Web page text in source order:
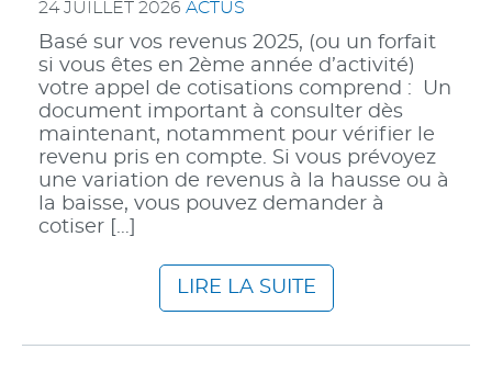
24 JUILLET 2026 ACTUS
Basé sur vos revenus 2025, (ou un forfait
si vous êtes en 2ème année d’activité)
votre appel de cotisations comprend : Un
document important à consulter dès
maintenant, notamment pour vérifier le
revenu pris en compte. Si vous prévoyez
une variation de revenus à la hausse ou à
la baisse, vous pouvez demander à
cotiser […]
LIRE LA SUITE